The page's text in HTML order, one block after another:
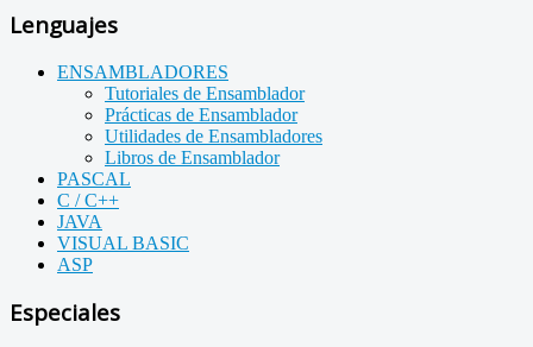
Lenguajes
ENSAMBLADORES
Tutoriales de Ensamblador
Prácticas de Ensamblador
Utilidades de Ensambladores
Libros de Ensamblador
PASCAL
C / C++
JAVA
VISUAL BASIC
ASP
Especiales